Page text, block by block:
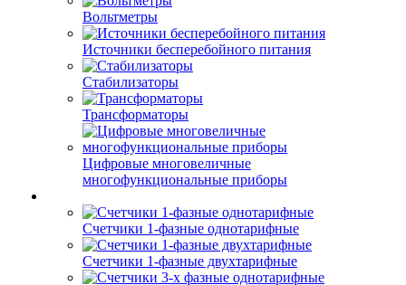
Вольтметры
Источники бесперебойного питания
Стабилизаторы
Трансформаторы
Цифровые многовеличные
многофункциональные приборы
Счетчики 1-фазные однотарифные
Счетчики 1-фазные двухтарифные